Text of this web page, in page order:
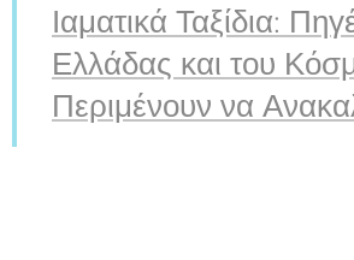
Ιαματικά Ταξίδια:
Ελλάδας και του
Περιμένουν να